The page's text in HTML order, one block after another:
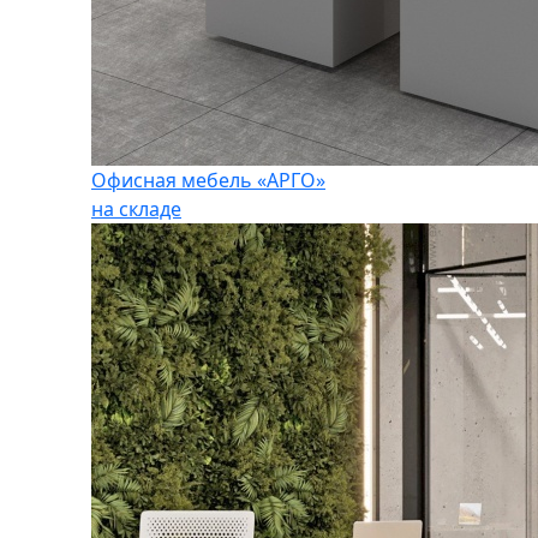
Офисная мебель «АРГО»
на складе